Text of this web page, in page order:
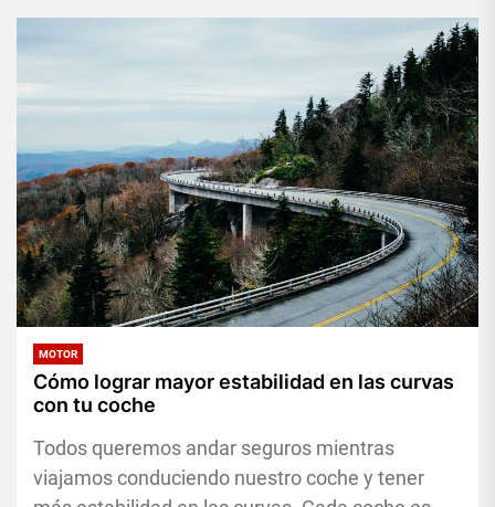
MOTOR
Cómo lograr mayor estabilidad en las curvas
con tu coche
Todos queremos andar seguros mientras
viajamos conduciendo nuestro coche y tener